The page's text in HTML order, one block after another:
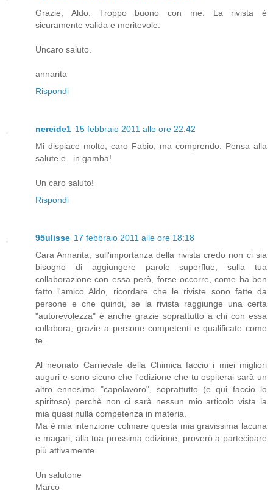
Grazie, Aldo. Troppo buono con me. La rivista è
sicuramente valida e meritevole.
Uncaro saluto.
annarita
Rispondi
nereide1 15 febbraio 2011 alle ore 22:42
Mi dispiace molto, caro Fabio, ma comprendo. Pensa alla
salute e...in gamba!
Un caro saluto!
Rispondi
95ulisse 17 febbraio 2011 alle ore 18:18
Cara Annarita, sull'importanza della rivista credo non ci sia
bisogno di aggiungere parole superflue, sulla tua
collaborazione con essa però, forse occorre, come ha ben
fatto l'amico Aldo, ricordare che le riviste sono fatte da
persone e che quindi, se la rivista raggiunge una certa
"autorevolezza" è anche grazie soprattutto a chi con essa
collabora, grazie a persone competenti e qualificate come
te.
Al neonato Carnevale della Chimica faccio i miei migliori
auguri e sono sicuro che l'edizione che tu ospiterai sarà un
altro ennesimo "capolavoro", soprattutto (e qui faccio lo
spiritoso) perchè non ci sarà nessun mio articolo vista la
mia quasi nulla competenza in materia.
Ma è mia intenzione colmare questa mia gravissima lacuna
e magari, alla tua prossima edizione, proverò a partecipare
più attivamente.
Un salutone
Marco